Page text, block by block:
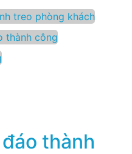
treo phòng khách
thành công
thành